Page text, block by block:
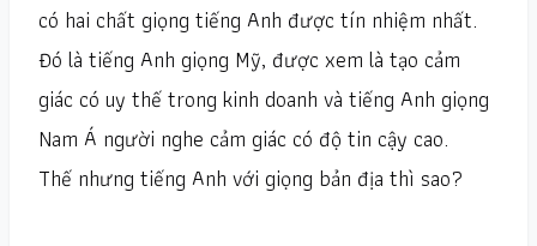
có hai chất giọng tiếng Anh được tín nhiệm nhất.
Đó là tiếng Anh giọng Mỹ, được xem là tạo cảm
giác có uy thế trong kinh doanh và tiếng Anh giọng
Nam Á người nghe cảm giác có độ tin cậy cao.
Thế nhưng tiếng Anh với giọng bản địa thì sao?